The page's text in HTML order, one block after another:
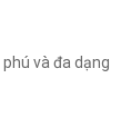
và đa dạng